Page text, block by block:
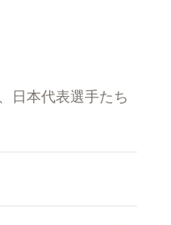
日本代表選手たち